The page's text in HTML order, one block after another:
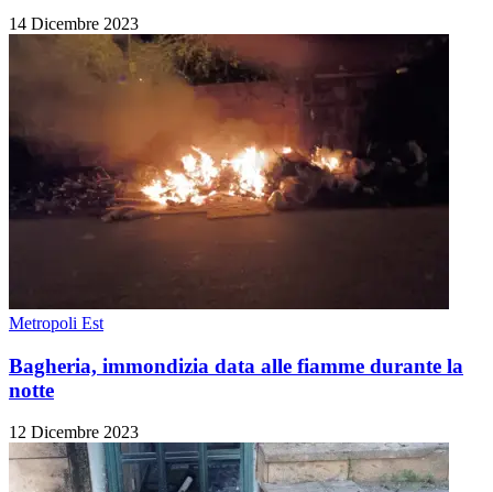
14 Dicembre 2023
Metropoli Est
Bagheria, immondizia data alle fiamme durante la
notte
12 Dicembre 2023